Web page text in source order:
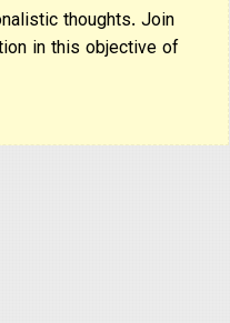
thoughts. Join
in this objective of